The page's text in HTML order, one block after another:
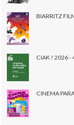
BIARRITZ
CIAK ! 2026
CINEMA